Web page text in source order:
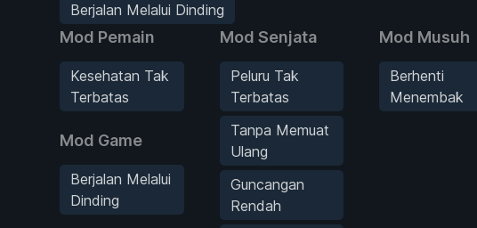
Berjalan Melalui Dinding
Mod Pemain
Kesehatan Tak
Terbatas
Mod Game
Berjalan Melalui
Dinding
Mod Senjata
Peluru Tak
Terbatas
Tanpa Memuat
Ulang
Guncangan
Rendah
Mod Musuh
Berhenti
Menembak